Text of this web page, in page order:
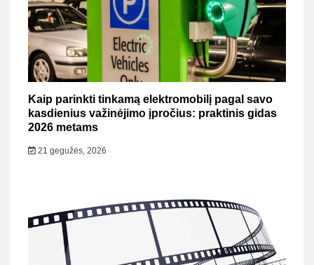
Kaip parinkti tinkamą elektromobilį pagal savo
kasdienius važinėjimo įpročius: praktinis gidas
2026 metams
21 gegužės, 2026